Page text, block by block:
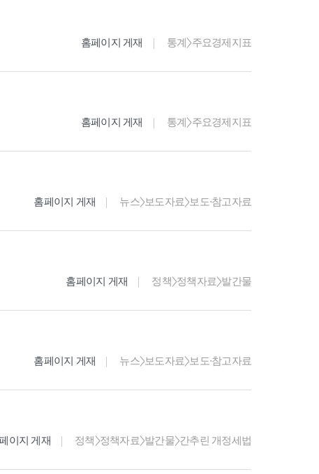
홈페이지 게재 통계>주요경제지표
홈페이지 게재 통계>주요경제지표
홈페이지 게재 뉴스>보도자료>보도·참고자료
홈페이지 게재 정책>정책자료>발간물
홈페이지 게재 뉴스>보도자료>보도·참고자료
이지 게재 정책>정책자료>발간물>간추린 개정세법